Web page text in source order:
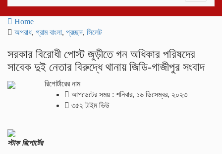
Home
অপরাধ, গ্রাম বাংলা, প্রচ্ছদ, সিলেট
সরকার বিরোধী পোস্ট জুড়ীতে গন অধিকার পরিষদের
সাবেক দুই নেতার বিরুদ্ধে থানায় জিডি-গাজীপুর সংবাদ
রিপোর্টারের নাম
আপডেটের সময় : শনিবার, ১৬ ডিসেম্বর, ২০২৩
৩৫২ টাইম ভিউ
স্টাফ রিপোর্টের